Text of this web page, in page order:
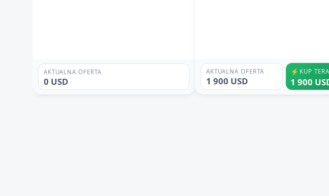
AKTUALNA OFERTA
0 USD
AKTUALNA OFERTA
1 900 USD
⚡ KUP
1 900